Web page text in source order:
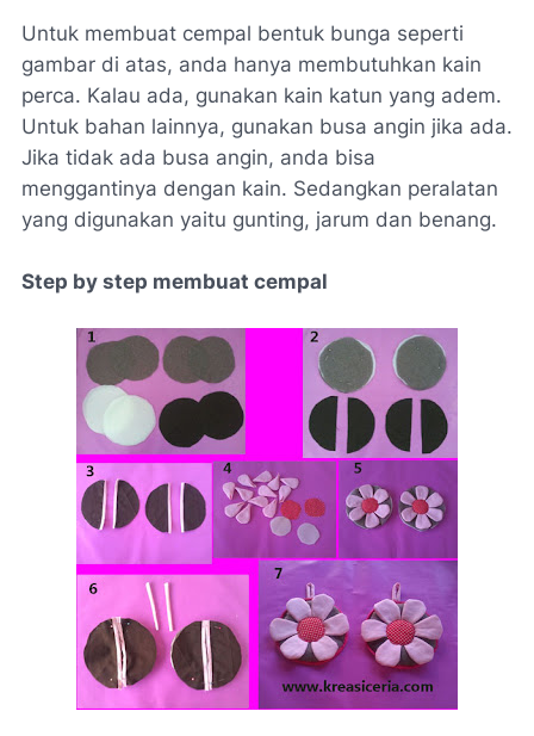
Untuk membuat cempal bentuk bunga seperti
gambar di atas, anda hanya membutuhkan kain
perca. Kalau ada, gunakan kain katun yang adem.
Untuk bahan lainnya, gunakan busa angin jika ada.
Jika tidak ada busa angin, anda bisa
menggantinya dengan kain. Sedangkan peralatan
yang digunakan yaitu gunting, jarum dan benang.
Step by step membuat cempal